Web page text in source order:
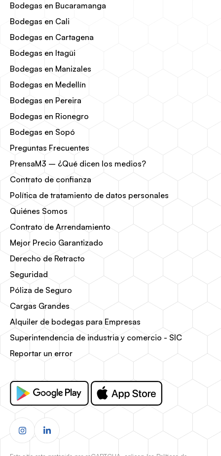
Bodegas en Bucaramanga
Bodegas en Cali
Bodegas en Cartagena
Bodegas en Itagüi
Bodegas en Manizales
Bodegas en Medellín
Bodegas en Pereira
Bodegas en Rionegro
Bodegas en Sopó
Preguntas Frecuentes
PrensaM3 – ¿Qué dicen los medios?
Contrato de confianza
Política de tratamiento de datos personales
Quiénes Somos
Contrato de Arrendamiento
Mejor Precio Garantizado
Derecho de Retracto
Seguridad
Póliza de Seguro
Cargas Grandes
Alquiler de bodegas para Empresas
Superintendencia de industria y comercio - SIC
Reportar un error